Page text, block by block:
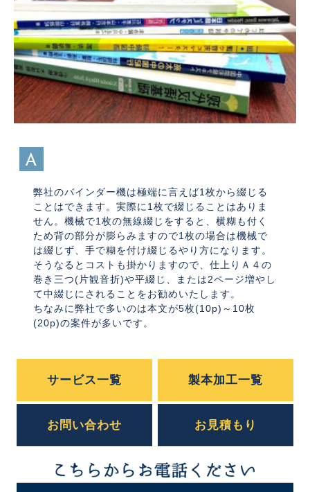
A
弊社のバインダー機は極端に言えば1枚から綴じる
ことはできます。実際に1枚で綴じることはありま
せん。機械で1枚の無線綴じをすると、横糊も付く
ため背の部分が膨らみますので1枚の場合は機械で
は綴じず、手で糊を付け綴じるやり方になります。
そうなるとコストも掛かりますので、仕上りＡ４の
巻き三つ(片観音折)や平綴じ、または2ページ増やし
て中綴じにされることをお勧めいたします。
ちなみに弊社で多いのは本文が5枚(10p)～10枚
(20p)の案件が多いです。
サービス一覧 製本加工一覧
お問い合わせ お見積もり